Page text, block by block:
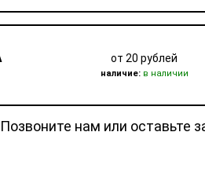
от 20 рублей
наличие:в наличии
Позвоните нам или оставьте